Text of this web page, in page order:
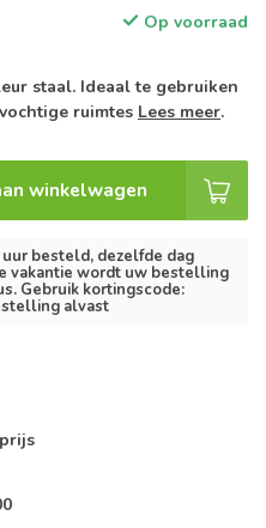
Op voorraad
staal. Ideaal te gebruiken
ruimtes Lees meer.
winkelwagen
besteld, dezelfde dag
vakantie wordt uw bestelling
Gebruik kortingscode:
alvast